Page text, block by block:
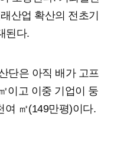
산업 확산의 전초기
된다.
단은 아직 배가 고프
이고 이중 기업이 둥
여 ㎡(149만평)이다.